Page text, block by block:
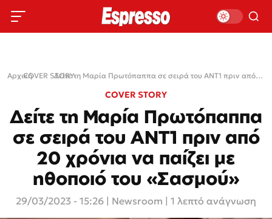
Αρχική›
COVER STORY› Δείτε τη Μαρία Πρωτόπαππα σε σειρά του ΑΝΤ1 πριν από 20 χρόνια να παίζει με ηθοποιό του «Σασμού»
COVER STORY
Δείτε τη Μαρία Πρωτόπαππα
σε σειρά του ΑΝΤ1 πριν από
20 χρόνια να παίζει με
ηθοποιό του «Σασμού»
29/03/2023 - 15:26 Newsroom | 1 λεπτό ανάγνωση